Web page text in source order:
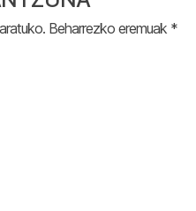
Beharrezko eremuak *